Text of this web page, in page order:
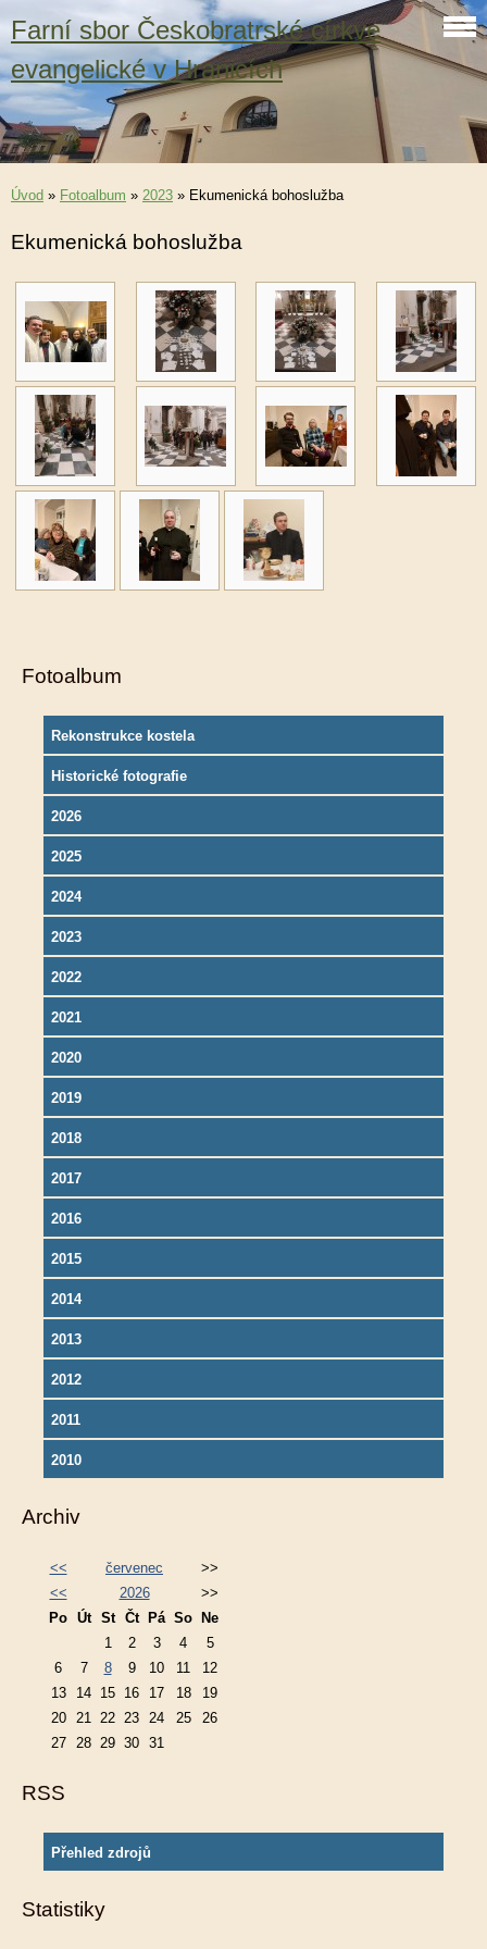
Farní sbor Českobratrské církve
evangelické v Hranicích
Úvod » Fotoalbum » 2023 » Ekumenická bohoslužba
Ekumenická bohoslužba
Fotoalbum
Rekonstrukce kostela
Historické fotografie
2026
2025
2024
2023
2022
2021
2020
2019
2018
2017
2016
2015
2014
2013
2012
2011
2010
Archiv
<< červenec
>>
<<
2026
>>
Po Út St Čt Pá So
Ne
1
2 3 4
5
6
7 8 9 10 11
12
13
14 15 16 17 18
19
20
21 22 23 24 25
26
27
28 29 30 31
RSS
Přehled zdrojů
Statistiky